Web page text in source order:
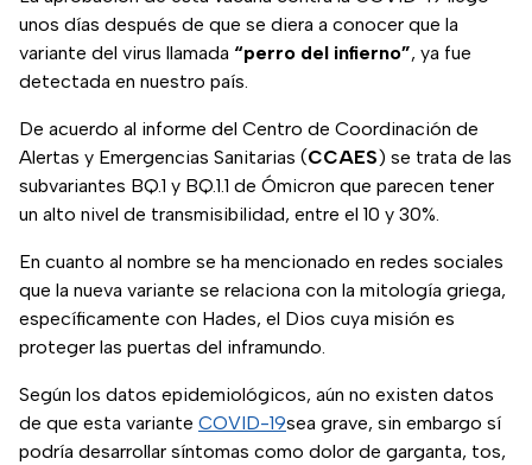
unos días después de que se diera a conocer que la
variante del virus llamada “perro del infierno”, ya fue
detectada en nuestro país.
De acuerdo al informe del Centro de Coordinación de
Alertas y Emergencias Sanitarias (CCAES) se trata de las
subvariantes BQ.1 y BQ.1.1 de Ómicron que parecen tener
un alto nivel de transmisibilidad, entre el 10 y 30%.
En cuanto al nombre se ha mencionado en redes sociales
que la nueva variante se relaciona con la mitología griega,
específicamente con Hades, el Dios cuya misión es
proteger las puertas del inframundo.
Según los datos epidemiológicos, aún no existen datos
de que esta variante COVID-19sea grave, sin embargo sí
podría desarrollar síntomas como dolor de garganta, tos,